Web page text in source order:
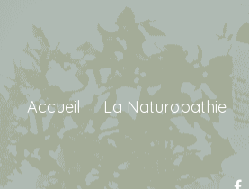
Accueil La Naturopathie